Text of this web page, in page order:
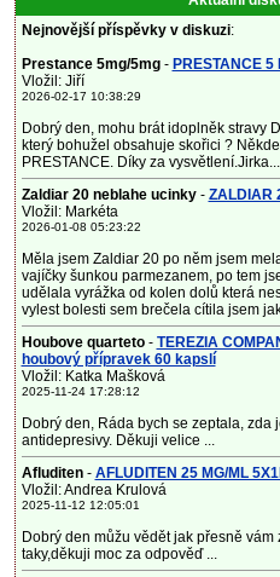
Nejnovější příspěvky v diskuzi:
Prestance 5mg/5mg- PRESTANCE 5
Vložil: Jiří
2026-02-17 10:38:29
Dobrý den, mohu brát idoplněk stravy
který bohužel obsahuje skořici ?
PRESTANCE. Díky za vysvětlení.Jirka...
Zaldiar 20 neblahe ucinky- ZALDIAR
Vložil: Markéta
2026-01-08 05:23:22
Měla jsem Zaldiar 20 po něm jsem
vajíčky šunkou parmezanem, po tem
udělala vyrážka od kolen dolů která
vylest bolesti sem brečela cítila jsem
Houbove quarteto- TEREZIA
houbový přípravek 60 kapslí
Vložil: Katka Mašková
2025-11-24 17:28:12
Dobrý den, Ráda bych se zeptala,
antidepresivy. Děkuji velice ...
Afluditen- AFLUDITEN 25 MG/ML
Vložil: Andrea Krulová
2025-11-12 12:05:01
Dobrý den můžu vědět jak přesně
taky,děkuji moc za odpověď ...